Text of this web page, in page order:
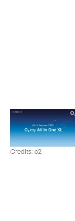
Credits: o2